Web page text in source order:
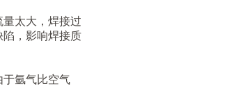
太大，焊接过
，影响焊接质
于氩气比空气